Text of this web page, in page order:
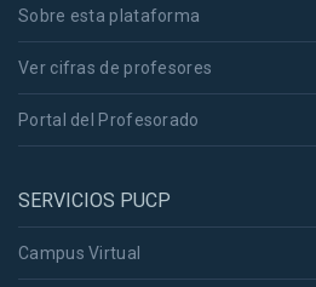
Sobre esta plataforma
Ver cifras de profesores
Portal del Profesorado
SERVICIOS PUCP
Campus Virtual